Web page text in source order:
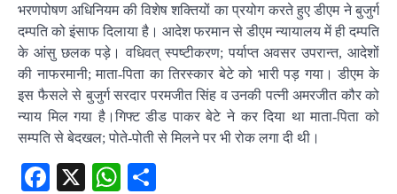
भरणपोषण अधिनियम की विशेष शक्तियों का प्रयोग करते हुए डीएम ने बुजुर्ग
दम्पति को इंसाफ दिलाया है। आदेश फरमान से डीएम न्यायालय में ही दम्पति
के आंसु छलक पड़े। वधिवत् स्पष्टीकरण; पर्याप्त अवसर उपरान्त, आदेशों
की नाफरमानी; माता-पिता का तिरस्कार बेटे को भारी पड़ गया। डीएम के
इस फैसले से बुजुर्ग सरदार परमजीत सिंह व उनकी पत्नी अमरजीत कौर को
न्याय मिल गया है।गिफ्ट डीड पाकर बेटे ने कर दिया था माता-पिता को
सम्पति से बेदखल; पोते-पोती से मिलने पर भी रोक लगा दी थी।
Facebook
X WhatsApp